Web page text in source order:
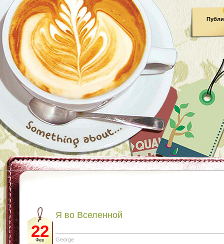
22
Фев
Я во Вселенной
George